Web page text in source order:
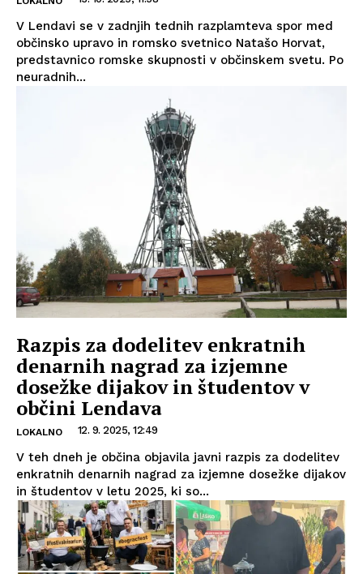
V Lendavi se v zadnjih tednih razplamteva spor med
občinsko upravo in romsko svetnico Natašo Horvat,
predstavnico romske skupnosti v občinskem svetu. Po
neuradnih...
Razpis za dodelitev enkratnih
denarnih nagrad za izjemne
dosežke dijakov in študentov v
občini Lendava
LOKALNO 12. 9. 2025, 12:49
V teh dneh je občina objavila javni razpis za dodelitev
enkratnih denarnih nagrad za izjemne dosežke dijakov
in študentov v letu 2025, ki so...